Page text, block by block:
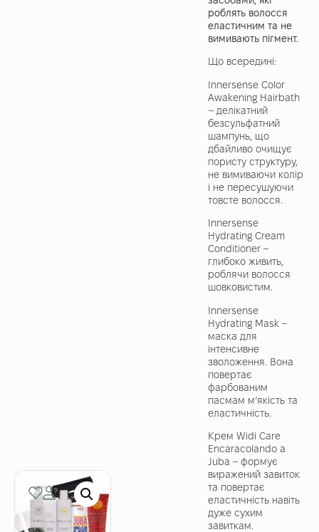
роблять волосся
еластичним та не
вимивають пігмент.
Що всередині:
Innersense Color
Awakening Hairbath
– делікатний
безсульфатний
шампунь, що
дбайливо очищує
пористу структуру,
не вимиваючи колір
і не пересушуючи
товсте волосся.
Innersense
Hydrating Cream
Conditioner –
глибоко живить,
роблячи волосся
шовковистим.
Innersense
Hydrating Mask –
маска для
інтенсивне
зволоження. Вона
повертає
фарбованим
пасмам м’якість та
еластичність.
Крем Widi Care
Encaracolando a
Juba – формує
виражений завиток
та повертає
еластичність навіть
дуже сухим
завиткам.